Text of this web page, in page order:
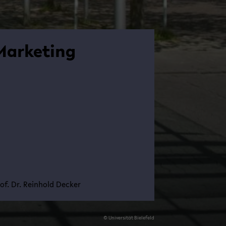
Dr. Rein­hold De­cker
© Uni­ver­si­tät Bie­le­feld